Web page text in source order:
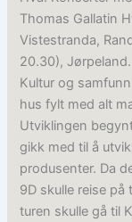
Thomas Gallatin
Vistestranda,
20.30),
Kultur og
hus fylt med alt
Utviklingen
gikk med til å
produsenter. Da
9D skulle reise på
turen skulle gå til